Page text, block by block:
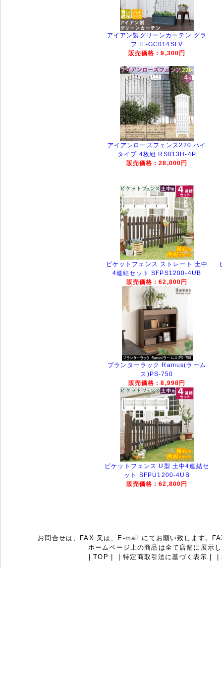
アイアン製グリーンカーテン グラ
フ IF-GC014SLV
販売価格：9,300円
アイアンローズフェンス220 ハイ
タイプ 4枚組 RS013H-4P
販売価格：28,000円
ピケットフェンス ストレート 土中
4連結セット SFPS1200-4UB
販売価格：62,800円
プランターラック Ramus(ラーム
ス)PS-750
販売価格：8,998円
ピケットフェンス U型 土中4連結セ
ット SFPU1200-4UB
販売価格：62,800円
お問合せは、FAX 又は、E-mail にてお願い致します。
ホームページ上の商品は全て店舗に展示
|TOP |特定商取引法に基づく表示 |